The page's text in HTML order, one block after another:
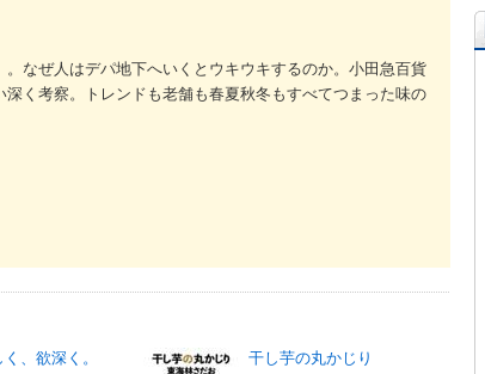
なぜ人はデパ地下へいくとウキウキするのか。小田急百貨
く考察。トレンドも老舗も春夏秋冬もすべてつまった味の
、欲深く。 干し芋の丸かじり